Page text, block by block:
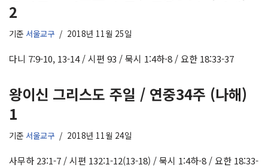
2
기준 서울교구 2018년 11월 25일
다니 7:9-10, 13-14 / 시편 93 / 묵시 1:4하-8 / 요한 18:33-37
왕이신 그리스도 주일 / 연중34주 (나해)
1
기준 서울교구 2018년 11월 24일
사무하 23:1-7 / 시편 132:1-12(13-18) / 묵시 1:4하-8 / 요한 18:33-